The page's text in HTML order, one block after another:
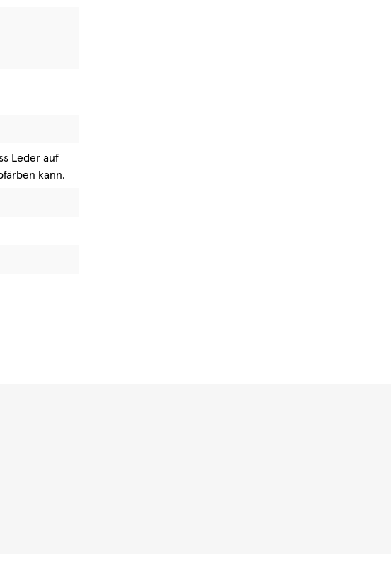
Leder auf
kann.